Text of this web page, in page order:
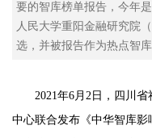
要的智库榜单报告，今年
人民大学重阳金融研究院
选，并被报告作为热点智
2021年6月2日，四川
中心联合发布《中华智库影